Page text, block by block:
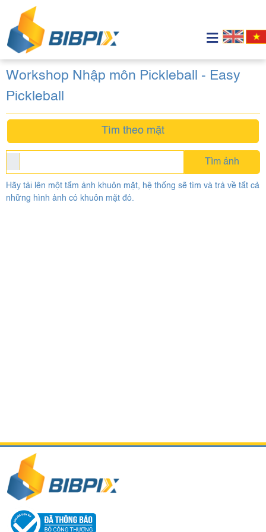
Workshop Nhập môn Pickleball - Easy
Pickleball
Tìm theo mặt
Tìm ảnh
Hãy tải lên một tấm ảnh khuôn mặt, hệ thống sẽ tìm và trả về tất cả
những hình ảnh có khuôn mặt đó.